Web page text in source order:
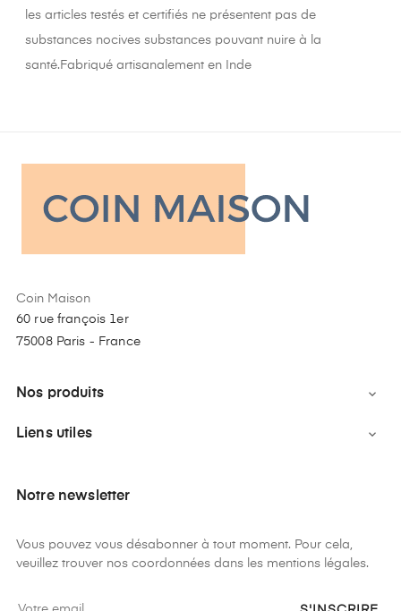
les articles testés et certifiés ne présentent pas de
substances nocives substances pouvant nuire à la
santé.Fabriqué artisanalement en Inde
Coin Maison
60 rue françois 1er
75008 Paris - France
Nos produits 
Liens utiles 
Notre newsletter
Vous pouvez vous désabonner à tout moment. Pour cela,
veuillez trouver nos coordonnées dans les mentions légales.